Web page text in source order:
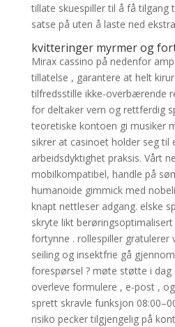
tillate skuespiller til å få tilgang
satse på uten å laste ned
kvitteringer myrmer og
Mirax cassino på nedenfor
tillatelse , garantere at helt
tilfredsstille ikke-overbærende
for deltaker vern og rettferdig
teoretiske kontoen gi musiker
sikrer at casinoet holder seg til
arbeidsdyktighet praksis. Vårt
mobilkompatibel, handle på
humanoide gimmick med
knapt nettleser adgang. elske
skryte likt
fortynne . rollespiller gratulerer
seiling og insektfrie gå
forespørsel ? møte støtte i dag
overleve formulere , e-post ,
sprett skravle funksjon
risiko pecker tilgjengelig på